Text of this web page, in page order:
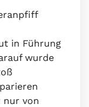
in Führung
wurde
nur von